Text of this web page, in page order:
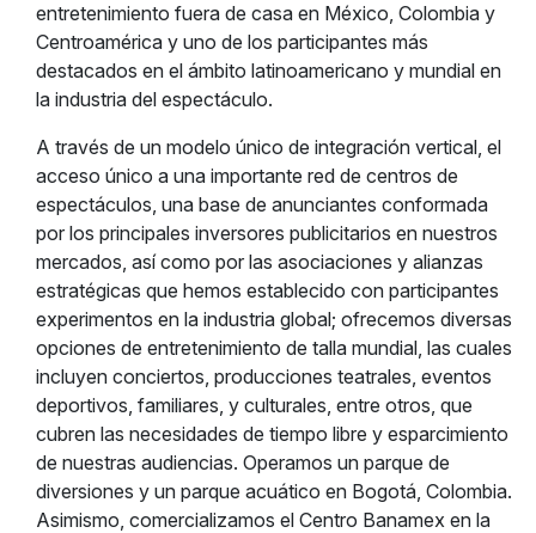
entretenimiento fuera de casa en México, Colombia y
Centroamérica y uno de los participantes más
destacados en el ámbito latinoamericano y mundial en
la industria del espectáculo.
A través de un modelo único de integración vertical, el
acceso único a una importante red de centros de
espectáculos, una base de anunciantes conformada
por los principales inversores publicitarios en nuestros
mercados, así como por las asociaciones y alianzas
estratégicas que hemos establecido con participantes
experimentos en la industria global; ofrecemos diversas
opciones de entretenimiento de talla mundial, las cuales
incluyen conciertos, producciones teatrales, eventos
deportivos, familiares, y culturales, entre otros, que
cubren las necesidades de tiempo libre y esparcimiento
de nuestras audiencias. Operamos un parque de
diversiones y un parque acuático en Bogotá, Colombia.
Asimismo, comercializamos el Centro Banamex en la